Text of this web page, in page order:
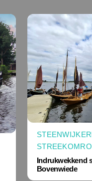
Indrukwekkend
Bovenwiede